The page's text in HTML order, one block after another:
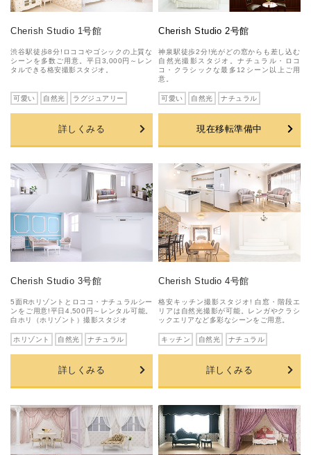
Cherish Studio 1号館
渋谷駅徒歩8分!ロココやゴシックの上質な
シーンを多数ご用意。平日3,000円～レン
タルできる格安撮影スタジオ。
可愛い 自然光 ラグジュアリー
詳しくみる
Cherish Studio 2号館
神泉駅徒歩2分!光がどの窓からも差し込む
自然光撮影スタジオ。ナチュラル・ロコ
コ・クラシックな最多12シーン以上ご用
意。
可愛い 自然光 ナチュラル
現在移転準備中
Cherish Studio 3号館
5面Rホリゾントとロココ・ナチュラルシー
ンをご用意!平日4,500円～レンタル可能。
白ホリ（ホリゾント）撮影スタジオ
ホリゾント 自然光 ナチュラル
詳しくみる
Cherish Studio 4号館
格安キッチン撮影スタジオ! 白窓・階段エ
リアは自然光撮影が可能。レンガやクラシ
ックエリアなど多彩なシーンをご用意。
キッチン 自然光 ナチュラル
詳しくみる